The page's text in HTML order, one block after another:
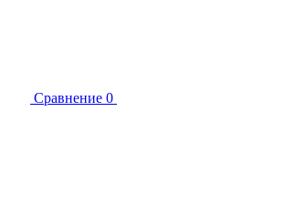
Сравнение 0